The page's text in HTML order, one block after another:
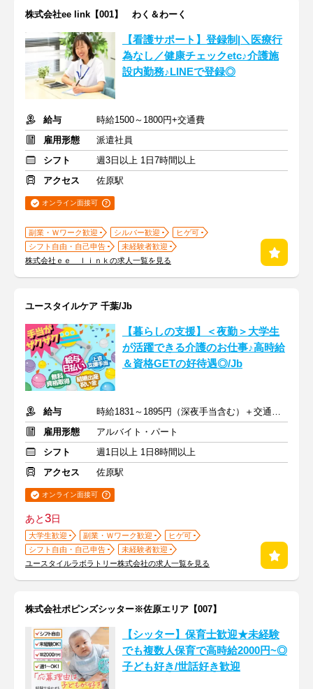
株式会社ee link【001】 わく＆わーく
【看護サポート】登録制|＼医療行
為なし／健康チェックetc♪介護施
設内勤務♪LINEで登録◎
給与
時給1500～1800円+交通費
雇用形態
派遣社員
シフト
週3日以上 1日7時間以上
アクセス
佐原駅
オンライン面接可
副業・Ｗワーク歓迎 シルバー歓迎
ヒゲ可
シフト自由・自己申告
未経験者歓迎
株式会社ｅｅ ｌｉｎｋの求人一覧を見る
ユースタイルケア 千葉/Jb
【暮らしの支援】＜夜勤＞大学生
が活躍できる介護のお仕事♪高時給
＆資格GETの好待遇◎/Jb
給与
時給1831～1895円（深夜手当含む）＋交通費支給
雇用形態
アルバイト・パート
シフト
週1日以上 1日8時間以上
アクセス
佐原駅
オンライン面接可
あと3日
大学生歓迎 副業・Ｗワーク歓迎
ヒゲ可
シフト自由・自己申告
未経験者歓迎
ユースタイルラボラトリー株式会社の求人一覧を見る
株式会社ポピンズシッター※佐原エリア【007】
【シッター】保育士歓迎★未経験
でも複数人保育で高時給2000円~◎
子ども好き/世話好き歓迎